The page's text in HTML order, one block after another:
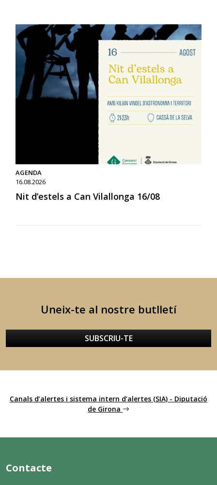
AGENDA
16.08.2026
Nit d’estels a Can Vilallonga 16/08
Uneix-te al nostre butlletí
SUBSCRIU-TE
Canals d’alertes i sistema intern d’alertes (SIA) - Diputació
de Girona
Contacte